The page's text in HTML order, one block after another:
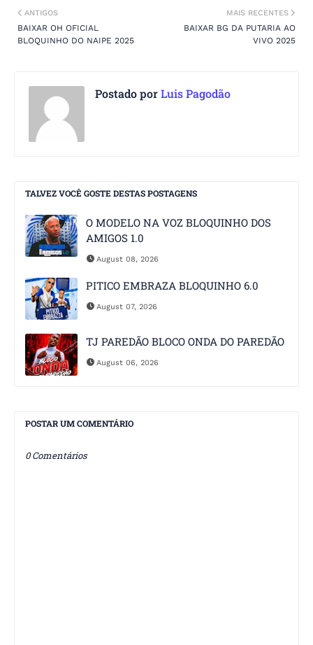
MAIS RECENTES
BAIXAR BG DA PUTARIA AO
VIVO 2025
ANTIGOS
BAIXAR OH OFICIAL
BLOQUINHO DO NAIPE 2025
Postado porLuis Pagodão
TALVEZ VOCÊ GOSTE DESTAS POSTAGENS
O MODELO NA VOZ BLOQUINHO DOS
AMIGOS 1.0
August 08, 2026
PITICO EMBRAZA BLOQUINHO 6.0
August 07, 2026
TJ PAREDÃO BLOCO ONDA DO PAREDÃO
August 06, 2026
POSTAR UM COMENTÁRIO
0 Comentários